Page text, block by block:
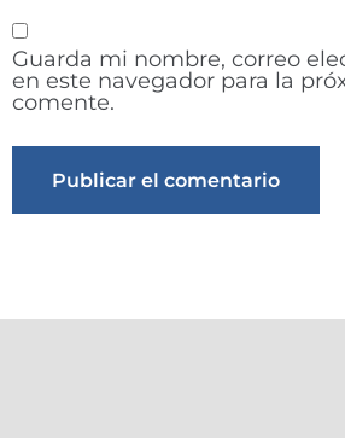
Guarda mi nombre, correo
en este navegador para la
comente.